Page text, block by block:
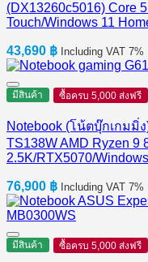
(DX13260c5016) Core
Touch/Windows 11
43,690 ฿ Including VAT 7%
มีสินค้า ซื้อครบ 5,000 ส่งฟรี
Notebook (โน้ตบุ๊กเกมมิ่
TS138W AMD Ryzen 9
2.5K/RTX5070/
76,900 ฿ Including VAT 7%
มีสินค้า ซื้อครบ 5,000 ส่งฟรี